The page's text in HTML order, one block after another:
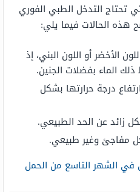
تحتاج التدخل الطبي الفوري
هذه الحالات فيما يلي:
الأخضر أو اللون البني، إذ
الماء بفضلات الجنين.
درجة حرارتها بشكل
زائد عن الحد الطبيعي.
مفاجئ وغير طبيعي.
في الشهر التاسع من الحمل